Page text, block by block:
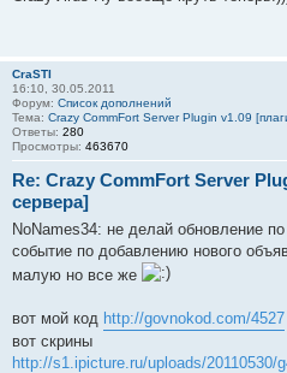
CraSTI
16:10, 30.05.2011
Форум: Список дополнений
Тема: Crazy CommFort Server Plugin v1.09
Ответы: 280
Просмотры: 463670
Re: Crazy CommFort Server
сервера]
NoNames34: не делай обновление
событие по добавлению нового
малую но все же
вот мой код http://govnokod.com/4527
вот скрины
http://s1.ipicture.ru/uploads/20110530/